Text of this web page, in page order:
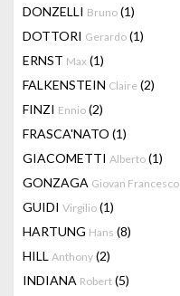
DONZELLI Bruno (1)
DOTTORI Gerardo (1)
ERNST Max (1)
FALKENSTEIN Claire (2)
FINZI Ennio (2)
FRASCA'NATO (1)
GIACOMETTI Alberto (1)
GONZAGA Giovan Francesco
GUIDI Virgilio (1)
HARTUNG Hans (8)
HILL Anthony (2)
INDIANA Robert (5)